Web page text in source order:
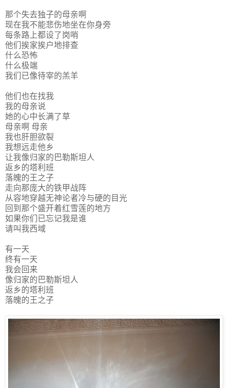
那个失去独子的母亲啊
现在我不能悲伤地坐在你身旁
每条路上都设了岗哨
他们挨家挨户地排查
什么恐怖
什么极端
我们已像待宰的羔羊
他们也在找我
我的母亲说
她的心中长满了草
母亲啊 母亲
我也肝胆欲裂
我想远走他乡
让我像归家的巴勒斯坦人
返乡的塔利班
落魄的王之子
走向那庞大的铁甲战阵
从容地穿越无神论者冷与硬的目光
回到那个盛开着红雪莲的地方
如果你们已忘记我是谁
请叫我西域
有一天
终有一天
我会回来
像归家的巴勒斯坦人
返乡的塔利班
落魄的王之子